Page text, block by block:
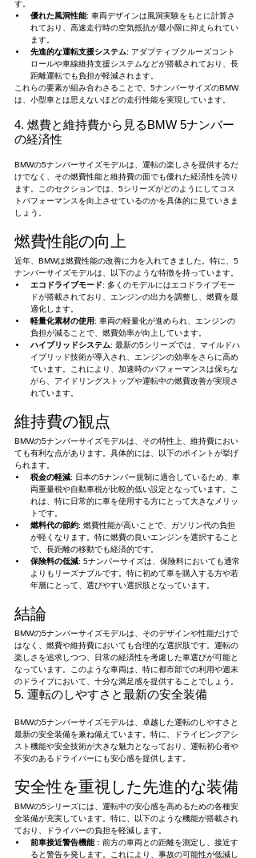
す。
優れた風洞性能: 車両デザインは風洞実験をもとに計算さ
れており、高速走行時の空気抵抗が最小限に抑えられてい
ます。
先進的な運転支援システム: アダプティブクルーズコント
ロールや車線維持支援システムなどが搭載されており、長
距離運転でも負担が軽減されます。
これらの要素が組み合わさることで、5ナンバーサイズのBMW
は、小型車とは思えないほどの走行性能を実現しています。
4. 燃費と維持費から見るBMW 5ナンバー
の経済性
BMWの5ナンバーサイズモデルは、運転の楽しさを提供するだ
けでなく、その燃費性能と維持費の面でも優れた経済性を誇り
ます。このセクションでは、5シリーズがどのようにしてコス
トパフォーマンスを向上させているのかを具体的に見ていきま
しょう。
燃費性能の向上
近年、BMWは燃費性能の改善に力を入れてきました。特に、5
ナンバーサイズモデルは、以下のような特徴を持っています。
エコドライブモード: 多くのモデルにはエコドライブモー
ドが搭載されており、エンジンの出力を調整し、燃費を最
適化します。
軽量化素材の使用: 車両の軽量化が進められ、エンジンの
負担が減ることで、燃費効率が向上しています。
ハイブリッドシステム: 最新の5シリーズでは、マイルドハ
イブリッド技術が導入され、エンジンの効率をさらに高め
ています。これにより、加速時のパフォーマンスは保ちな
がら、アイドリングストップや運転中の燃費改善が実現さ
れています。
維持費の観点
BMWの5ナンバーサイズモデルは、その特性上、維持費におい
ても有利な点があります。具体的には、以下のポイントが挙げ
られます。
税金の軽減: 日本の5ナンバー規制に適合しているため、車
両重量税や自動車税が比較的低い設定となっています。こ
れは、特に日常的に車を使用する方にとって大きなメリッ
トです。
燃料代の節約: 燃費性能が高いことで、ガソリン代の負担
が軽くなります。特に燃費の良いエンジンを選択すること
で、長距離の移動でも経済的です。
保険料の低減: 5ナンバーサイズは、保険料においても通常
よりもリーズナブルです。特に初めて車を購入する方や若
年層にとって、選びやすい選択肢となっています。
結論
BMWの5ナンバーサイズモデルは、そのデザインや性能だけで
はなく、燃費や維持費においても合理的な選択肢です。運転の
楽しさを追求しつつ、日常の経済性を考慮した車選びが可能と
なっています。このような車両は、特に都市部での利用や週末
のドライブにおいて、十分な満足感を提供することでしょう。
5. 運転のしやすさと最新の安全装備
BMWの5ナンバーサイズモデルは、卓越した運転のしやすさと
最新の安全装備を兼ね備えています。特に、ドライビングアシ
スト機能や安全技術が大きな魅力となっており、運転初心者や
不安のあるドライバーにも安心感を提供します。
安全性を重視した先進的な装備
BMWの5シリーズには、運転中の安心感を高めるための各種安
全装備が充実しています。特に、以下のような機能が搭載され
ており、ドライバーの負担を軽減します。
前車接近警告機能 ：前方の車両との距離を測定し、接近す
ると警告を発します。これにより、事故の可能性が低減し